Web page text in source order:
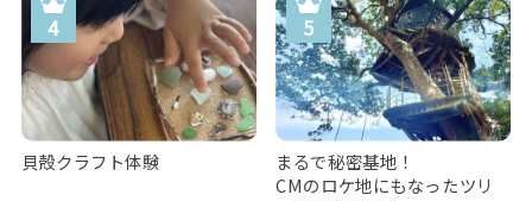
貝殻クラフト体験
まるで秘密基地！
CMのロケ地にもなったツリ